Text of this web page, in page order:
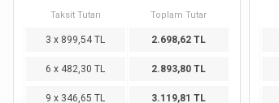
Taksit Tutarı Toplam Tutar
3 x 899,54 TL 2.698,62 TL
6 x 482,30 TL 2.893,80 TL
9 x 346,65 TL 3.119,81 TL